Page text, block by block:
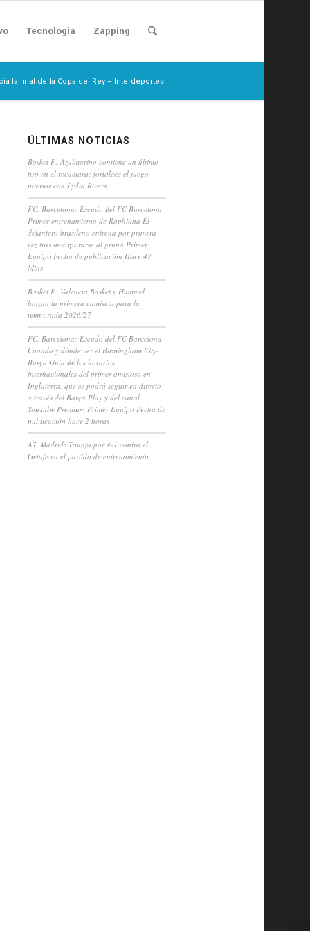
Tecnologia Zapping
la final de la Copa del Rey – Interdeportes
ÚLTIMAS NOTICIAS
Basket F: Azulmarino contiene un último
tiro en el recámara: fortalece el juego
interior con Lydia Rivers
FC. Barcelona: Escudo del FC Barcelona
Primer entrenamiento de Raphinha El
delantero brasileño entrena por primera
vez tras incorporarse al grupo Primer
Equipo Fecha de publicación Hace 47
Mins
Basket F: Valencia Basket y Hummel
lanzan la primera camiseta para la
temporada 2026/27
FC. Barcelona: Escudo del FC Barcelona
Cuándo y dónde ver el Birmingham City-
Barça Guía de los horarios
internacionales del primer amistoso en
Inglaterra, que se podrá seguir en directo
a través del Barça Play y del canal
YouTube Premium Primer Equipo Fecha de
publicación hace 2 horas
AT. Madrid: Triunfo por 4-1 contra el
Getafe en el partido de entrenamiento